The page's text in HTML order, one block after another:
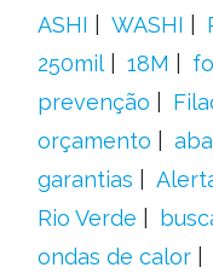
ASHI
WASHI
250mil
18M
prevenção
orçamento
garantias
Rio Verde
ondas de calor